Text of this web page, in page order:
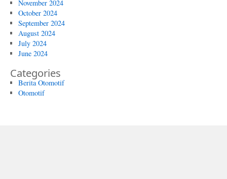
November 2024
October 2024
September 2024
August 2024
July 2024
June 2024
Categories
Berita Otomotif
Otomotif